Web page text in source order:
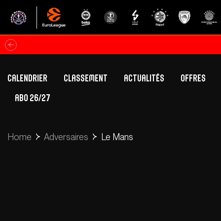
Calendrier
Classement
Classement Betclic Elite
Actualités
Offres
ABO 26/27
Équipe Première
Home Adversaires Le Mans